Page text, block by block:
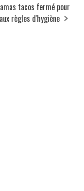
tacos fermé pour
règles d'hygiène